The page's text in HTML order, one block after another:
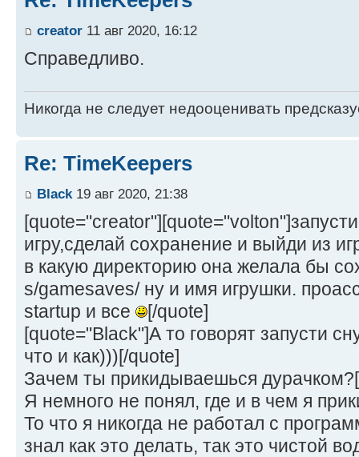
creator 11 авг 2020, 16:12
Справедливо.
Никогда не следует недооценивать
Re: TimeKeepers
Black 19 авг 2020, 21:38
игру,сделай сохранение и выйди из
в какую директорию она желала бы
s/gamesaves/ ну и имя игрушки.
startup и все
[/quote]
[quote="Black"]А то говорят запусти
что и как)))[/quote]
Зачем ты прикидываешься
Я немного не понял, где и в чем я
То что я никогда не работал с
знал как это делать, так это чистой